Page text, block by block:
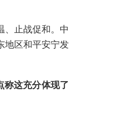
、止战促和。中
地区和平安宁发
称这充分体现了